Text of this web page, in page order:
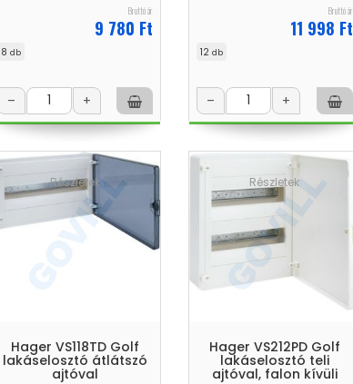
Bruttó ár
9 780 Ft
8 db
– +
Bruttó ár
11 998 Ft
12db
– +
Részletek
Hager VS118TD Golf
lakáselosztó átlátszó
ajtóval
Részletek
Hager VS212PD Golf
lakáselosztó teli
ajtóval, falon kívüli